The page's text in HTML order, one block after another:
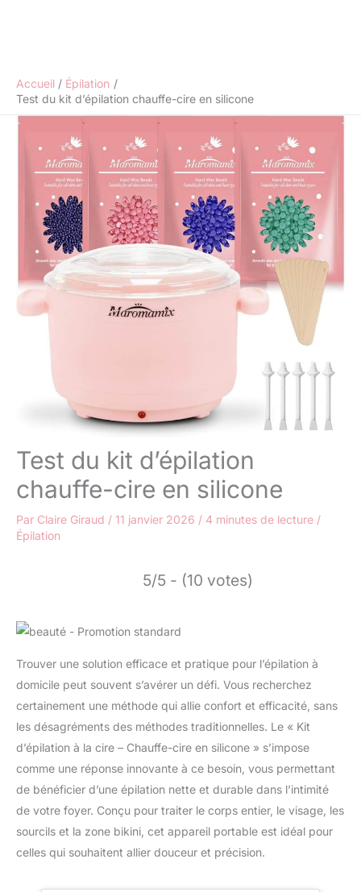
Accueil
Épilation
Test du kit d’épilation chauffe-cire en silicone
Test du kit d’épilation
chauffe-cire en silicone
Par Claire Giraud / 11 janvier 2026 / 4 minutes de lecture /
Épilation
5/5 - (10 votes)
Trouver une solution efficace et pratique pour l’épilation à
domicile peut souvent s’avérer un défi. Vous recherchez
certainement une méthode qui allie confort et efficacité, sans
les désagréments des méthodes traditionnelles. Le « Kit
d’épilation à la cire – Chauffe-cire en silicone » s’impose
comme une réponse innovante à ce besoin, vous permettant
de bénéficier d’une épilation nette et durable dans l’intimité
de votre foyer. Conçu pour traiter le corps entier, le visage, les
sourcils et la zone bikini, cet appareil portable est idéal pour
celles qui souhaitent allier douceur et précision.